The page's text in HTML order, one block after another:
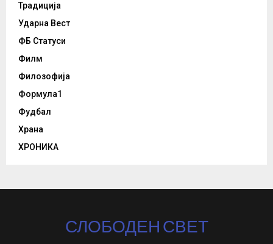
Традиција
Ударна Вест
ФБ Статуси
Филм
Филозофија
Формула1
Фудбал
Храна
ХРОНИКА
СЛОБОДЕН СВЕТ